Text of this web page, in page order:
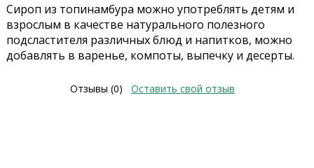
Сироп из топинамбура можно употреблять детям и
взрослым в качестве натурального полезного
подсластителя различных блюд и напитков, можно
добавлять в варенье, компоты, выпечку и десерты.
Отзывы (0) Оставить свой отзыв